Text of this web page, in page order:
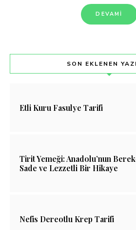
DEVAMI
SON EKLENEN
Etli Kuru Fasulye Tarifi
Tirit Yemeği: Anadolu’nun
Sade ve Lezzetli Bir Hikaye
Nefis Dereotlu Krep Tarifi